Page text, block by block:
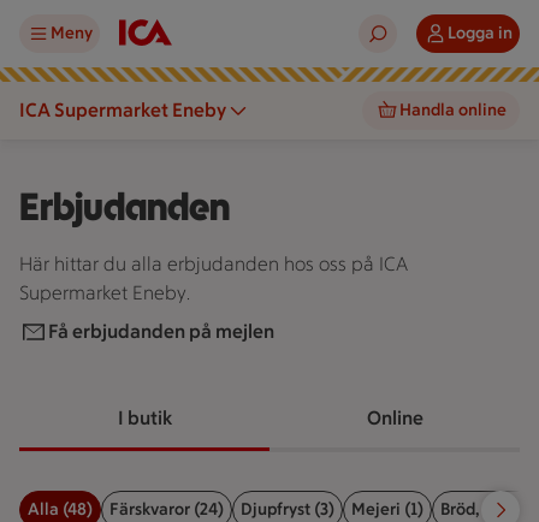
Meny Logga in
ICA Supermarket Eneby Handla online
Erbjudanden
Här hittar du alla erbjudanden hos oss på ICA
Supermarket Eneby.
Få erbjudanden på mejlen
I butik Online
Alla (48) Färskvaror (24) Djupfryst (3) Mejeri (1) Bröd, kex &